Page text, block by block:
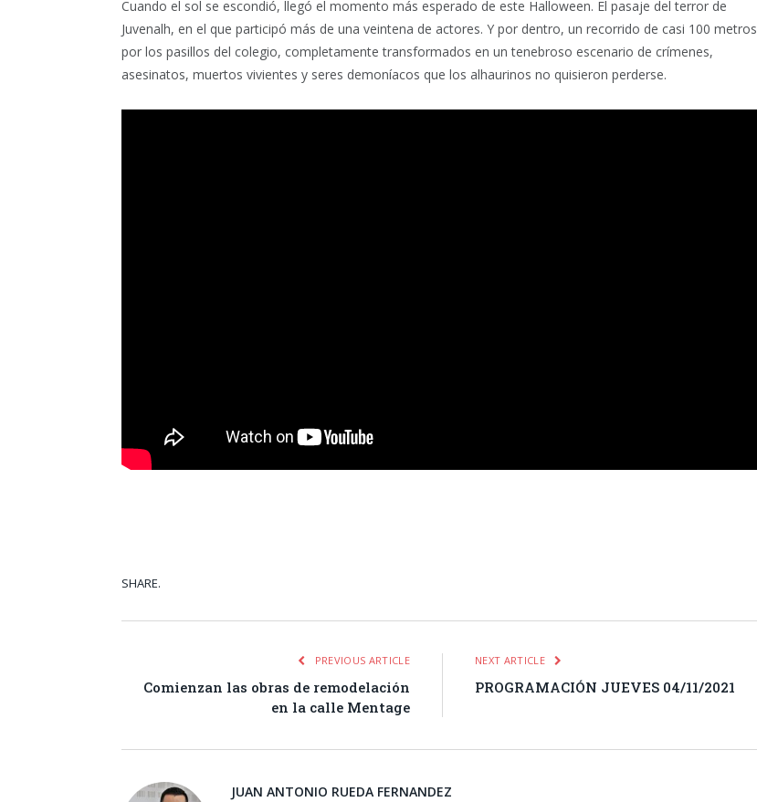
Cuando el sol se escondió, llegó el momento más esperado de este Halloween. El pasaje del terror de
Juvenalh, en el que participó más de una veintena de actores. Y por dentro, un recorrido de casi 100 metros
por los pasillos del colegio, completamente transformados en un tenebroso escenario de crímenes,
asesinatos, muertos vivientes y seres demoníacos que los alhaurinos no quisieron perderse.
SHARE.
PREVIOUS ARTICLE
Comienzan las obras de remodelación
en la calle Mentage
NEXT ARTICLE
PROGRAMACIÓN JUEVES 04/11/2021
JUAN ANTONIO RUEDA FERNANDEZ